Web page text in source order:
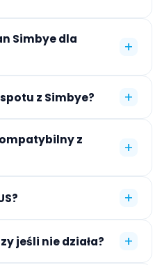
Simbye dla
+
z Simbye? +
z
+
+
jeśli nie działa? +